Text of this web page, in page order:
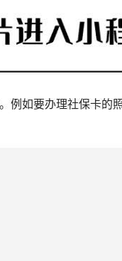
例如要办理社保卡的